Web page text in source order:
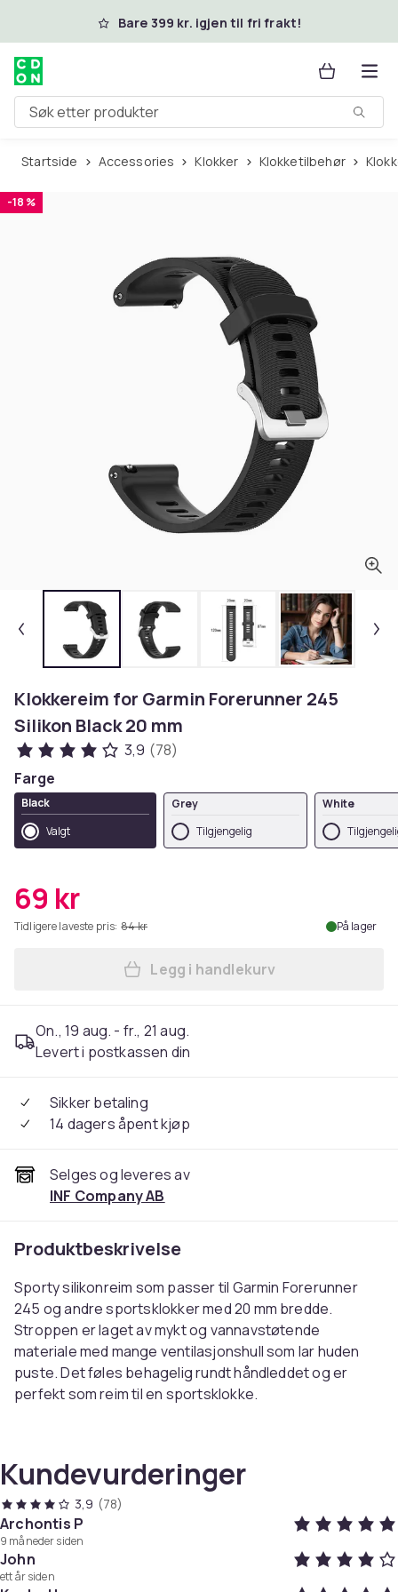
Hopp til hovedinnholdBare 399 kr. igjen til fri frakt!
Søk etter produkter
Startside Accessories Klokker Klokketilbehør
-18 %
Klokkereim for Garmin Forerunner 245
Silikon Black 20 mm
3,9 (78)
Farge
Black
Valgt
Grey
Tilgjengelig
White
69 kr
Tidligere laveste pris: 84 kr På lager
Legg Klokkereim for
Legg i handlekurv
On., 19 aug. - fr., 21 aug.
Levert i postkassen din
Sikker betaling
14 dagers åpent kjøp
Selges og leveres av
INF Company AB
Produktbeskrivelse
Sporty silikonreim som passer til Garmin Forerunner
245 og andre sportsklokker med 20 mm bredde.
Stroppen er laget av mykt og vannavstøtende
materiale med mange ventilasjonshull som lar huden
puste. Det føles behagelig rundt håndleddet og er
perfekt som reim til en sportsklokke.
Materiale: Silikon
Kompatibel med: Garmin Forerunner 245
Også egnet for andre sportsklokker og smartklokker
med 20 mm brede klokkereimer.
Pakken inkluderer:
Kundevurderinger
3,9 (78)
Archontis P
9 måneder siden
John
ett år siden